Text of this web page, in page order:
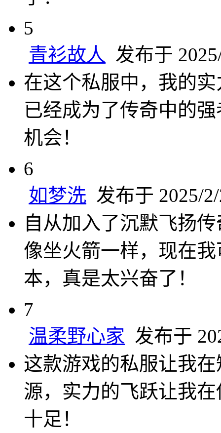
5
青衫故人 发布于
在这个私服中，我的
已经成为了传奇中的
机会！
6
如梦洗 发布于 2025/
自从加入了沉默飞扬
像坐火箭一样，现在
本，真是太兴奋了！
7
温柔野心家 发布于
这款游戏的私服让我
源，实力的飞跃让我
十足！